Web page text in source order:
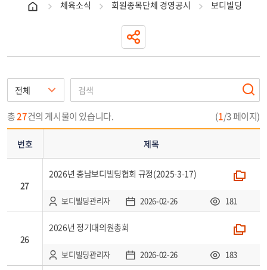
체육소식 회원종목단체 경영공시 보디빌딩
총27건의 게시물이 있습니다. (1/3 페이지)
번
목,
등
회
번호 제목
27
2026년 충남보디빌딩협회 규정(2025-3-17)
보디빌딩관리자 2026-02-26 181
26
2026년 정기대의원총회
보디빌딩관리자 2026-02-26 183